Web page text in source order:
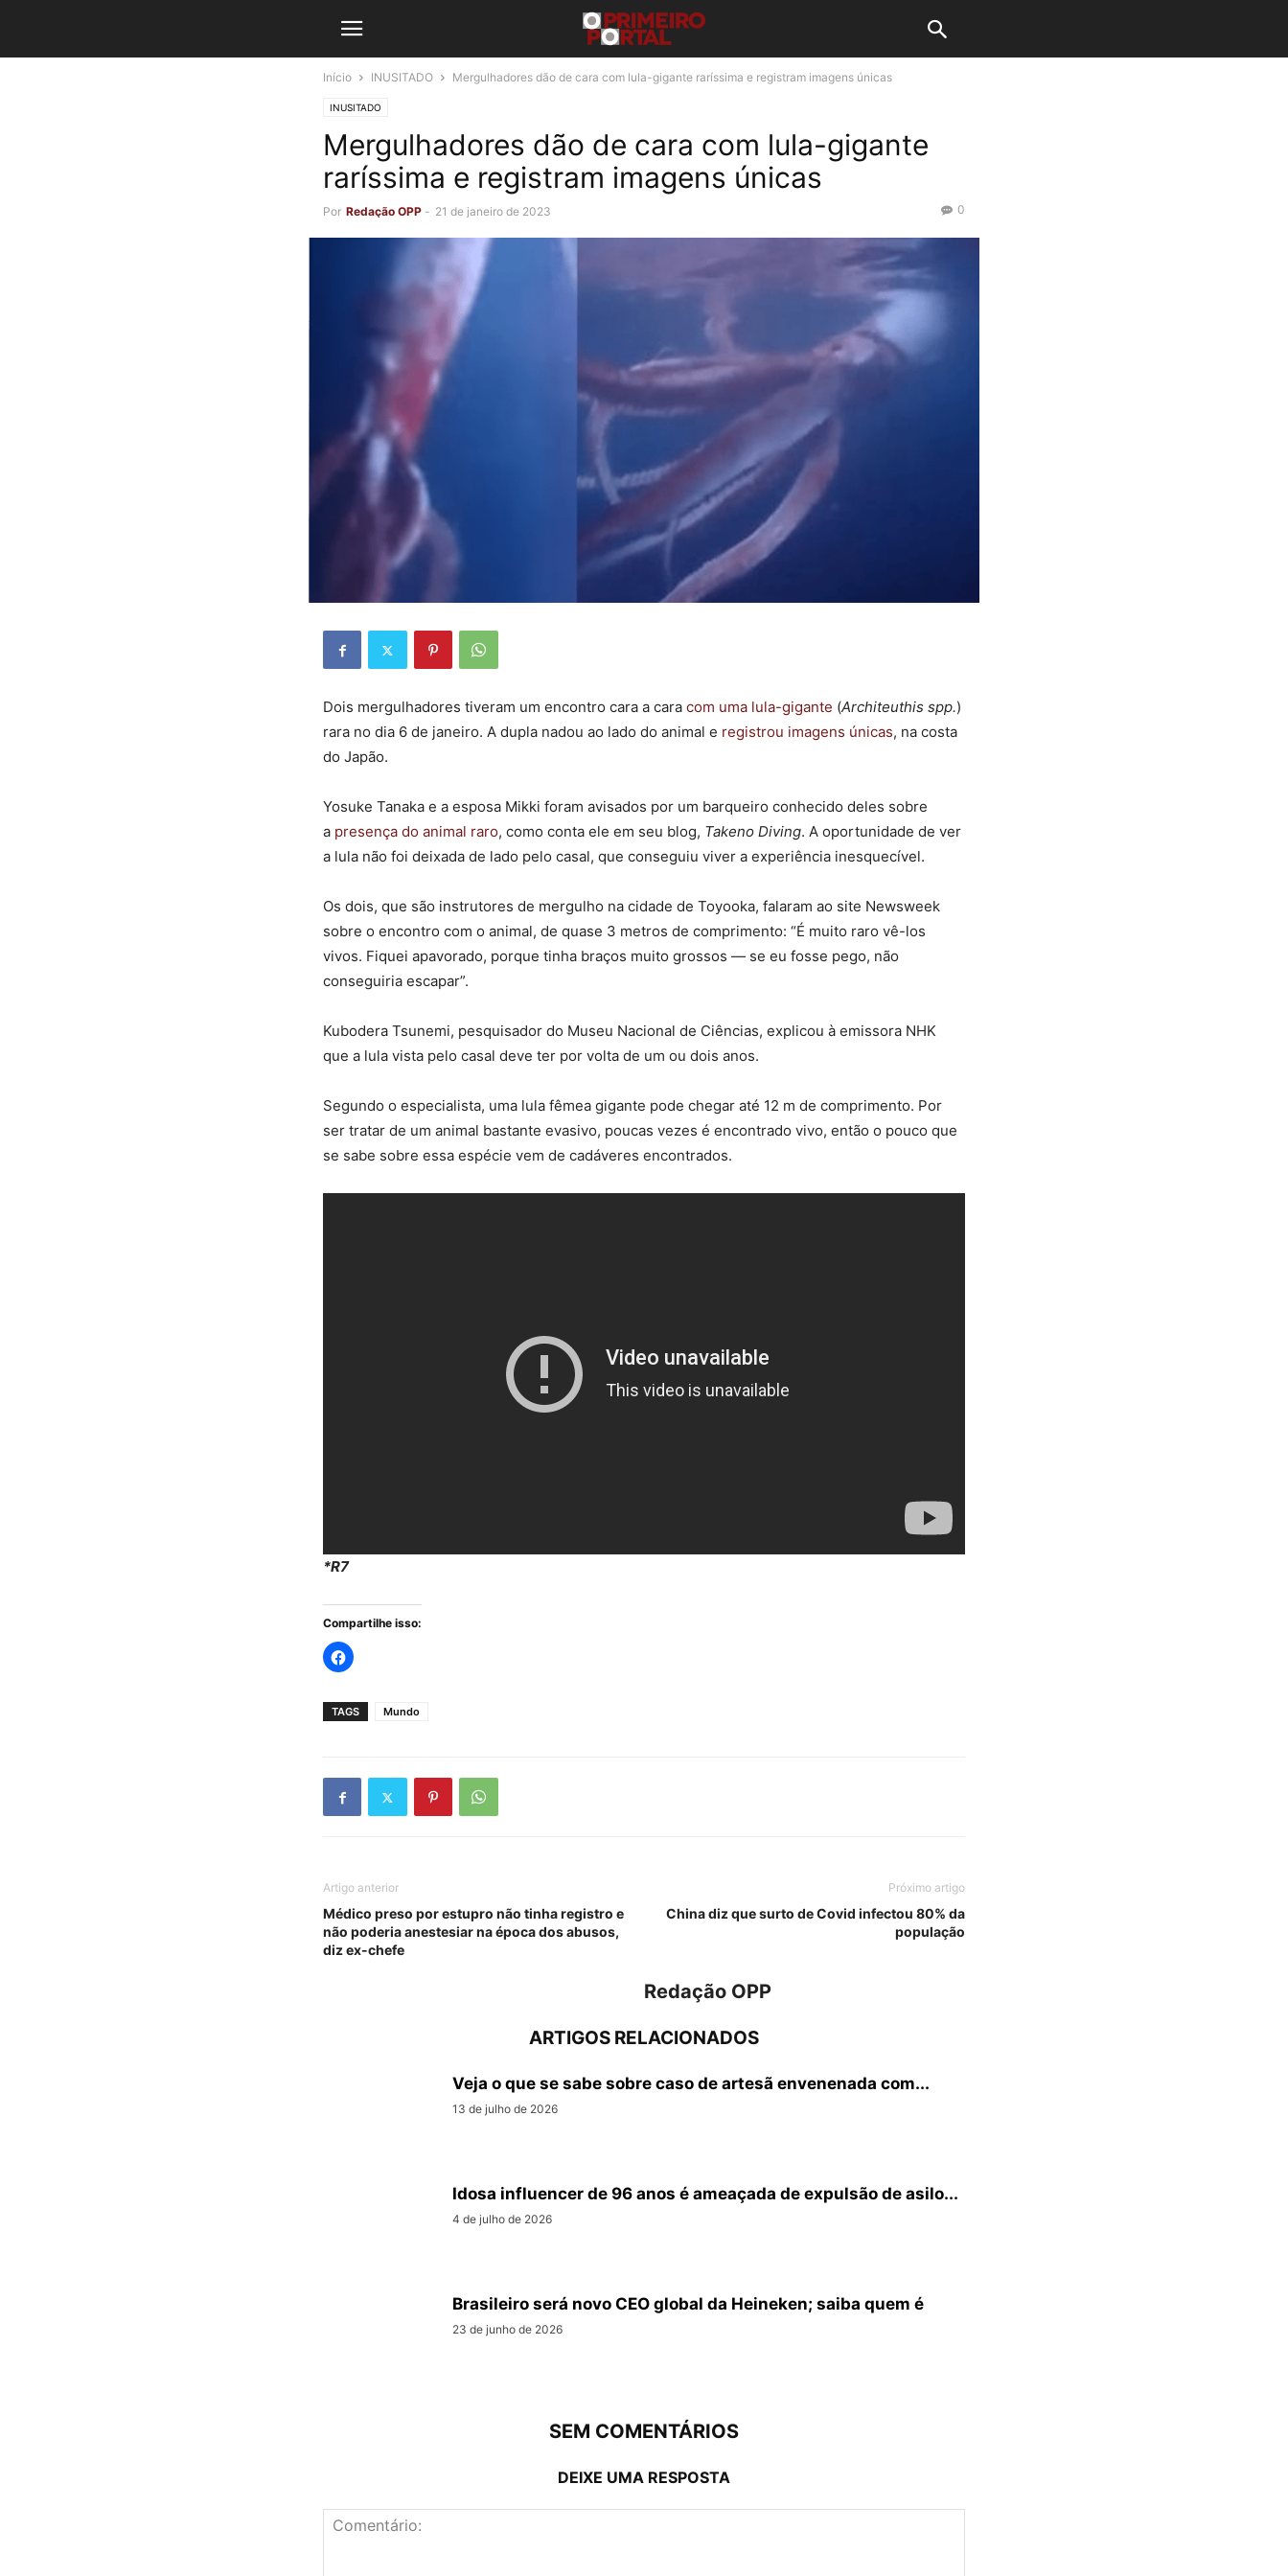
Início INUSITADO Mergulhadores dão de cara com lula-gigante raríssima e registram imagens únicas
INUSITADO
Mergulhadores dão de cara com lula-gigante
raríssima e registram imagens únicas
Por Redação OPP - 21 de janeiro de 2023 0
Dois mergulhadores tiveram um encontro cara a cara com uma lula-gigante (Architeuthis spp.)
rara no dia 6 de janeiro. A dupla nadou ao lado do animal e registrou imagens únicas, na costa
do Japão.
Yosuke Tanaka e a esposa Mikki foram avisados por um barqueiro conhecido deles sobre
a presença do animal raro, como conta ele em seu blog, Takeno Diving. A oportunidade de ver
a lula não foi deixada de lado pelo casal, que conseguiu viver a experiência inesquecível.
Os dois, que são instrutores de mergulho na cidade de Toyooka, falaram ao site Newsweek
sobre o encontro com o animal, de quase 3 metros de comprimento: “É muito raro vê-los
vivos. Fiquei apavorado, porque tinha braços muito grossos — se eu fosse pego, não
conseguiria escapar”.
Kubodera Tsunemi, pesquisador do Museu Nacional de Ciências, explicou à emissora NHK
que a lula vista pelo casal deve ter por volta de um ou dois anos.
Segundo o especialista, uma lula fêmea gigante pode chegar até 12 m de comprimento. Por
ser tratar de um animal bastante evasivo, poucas vezes é encontrado vivo, então o pouco que
se sabe sobre essa espécie vem de cadáveres encontrados.
*R7
Compartilhe isso:
TAGS Mundo
Artigo anterior
Médico preso por estupro não tinha registro e
não poderia anestesiar na época dos abusos,
diz ex-chefe
Próximo artigo
China diz que surto de Covid infectou 80% da
população
Redação OPP
ARTIGOS RELACIONADOS
Veja o que se sabe sobre caso de artesã envenenada com...
13 de julho de 2026
Idosa influencer de 96 anos é ameaçada de expulsão de asilo...
4 de julho de 2026
Brasileiro será novo CEO global da Heineken; saiba quem é
23 de junho de 2026
SEM COMENTÁRIOS
DEIXE UMA RESPOSTA